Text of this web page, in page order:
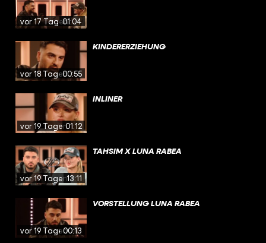
vor 17 Tagen01:04
vor 18 Tagen00:55
KINDERERZIEHUNG
vor 19 Tagen01:12
INLINER
vor 19 Tagen13:11
TAHSIM X LUNA RABEA
vor 19 Tagen00:13
VORSTELLUNG LUNA RABEA